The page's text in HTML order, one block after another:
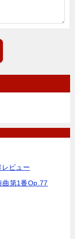
ビュー
曲第1番Op.77